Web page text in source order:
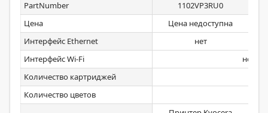
PartNumber
1102VP3RU0
Цена
Цена недоступна
Интерфейс Ethernet
нет
Интерфейс Wi-Fi
нет
Количество картриджей
Количество цветов